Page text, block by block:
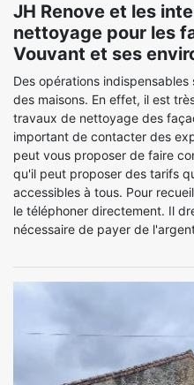
JH Renove et les
nettoyage pour les
Vouvant et ses
Des opérations
des maisons. En effet, il est
travaux de nettoyage des
important de contacter des
peut vous proposer de faire
qu'il peut proposer des tarifs
accessibles à tous. Pour
le téléphoner directement. Il
nécessaire de payer de